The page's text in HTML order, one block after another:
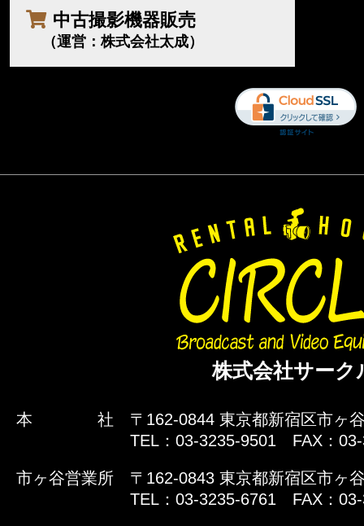
中古撮影機器販売
（運営：株式会社太成）
株式会社サーク
本 社
〒162-0844 東京都新宿区市ヶ
TEL：03-3235-9501 FAX：
市ヶ谷営業所
〒162-0843 東京都新宿区市ヶ
TEL：03-3235-6761 FAX：